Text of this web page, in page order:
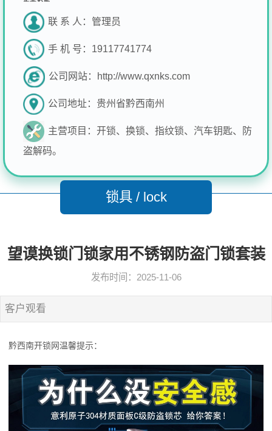
联 系 人： 管理员
手 机 号： 19117741774
公司网站： http://www.qxnks.com
公司地址： 贵州省黔西南州
主营项目： 开锁、换锁、指纹锁、汽车钥匙、防
盗解码。
锁具 / lock
望谟换锁门锁家用不锈钢防盗门锁套装
发布时间：2025-11-06
客户观看
黔西南开锁网温馨提示：